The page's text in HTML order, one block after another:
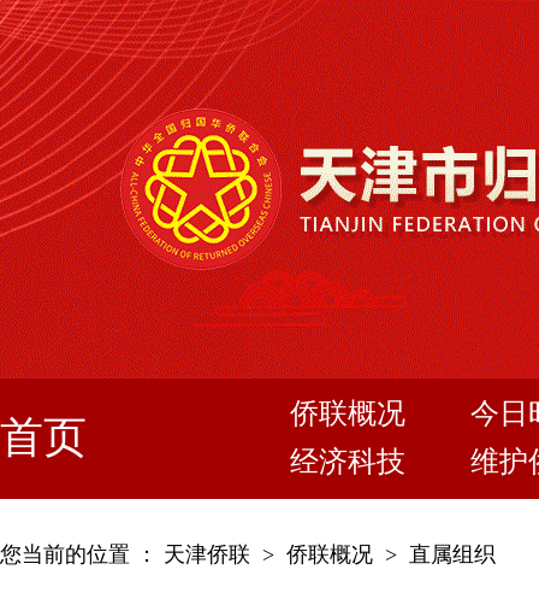
首页 侨联概况
今日
经济科技
维护
您当前的位置 ： 天津侨联 > 侨联概况 > 直属组织